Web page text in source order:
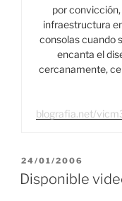
por
infraestructura
consolas cuando
encanta el
cercanamente,
blografia.net/
PUBLICADO
EL
24/01/2006
Disponible